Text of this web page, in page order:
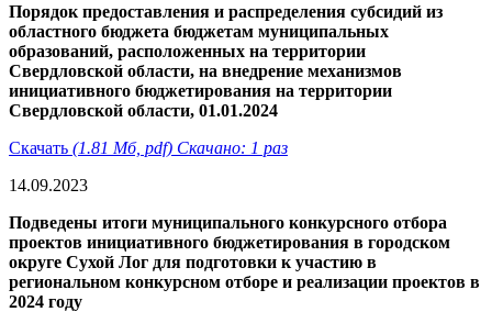
Порядок предоставления и распределения субсидий из
областного бюджета бюджетам муниципальных
образований, расположенных на территории
Свердловской области, на внедрение механизмов
инициативного бюджетирования на территории
Свердловской области, 01.01.2024
Скачать (1.81 Мб, pdf) Скачано: 1 раз
14.09.2023
Подведены итоги муниципального конкурсного отбора
проектов инициативного бюджетирования в городском
округе Сухой Лог для подготовки к участию в
региональном конкурсном отборе и реализации проектов в
2024 году